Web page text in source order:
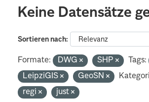
Keine Datensätze
Sortieren nach
Formate: DWG SHP Tags:
LeipziGIS
GeoSN
regi
just